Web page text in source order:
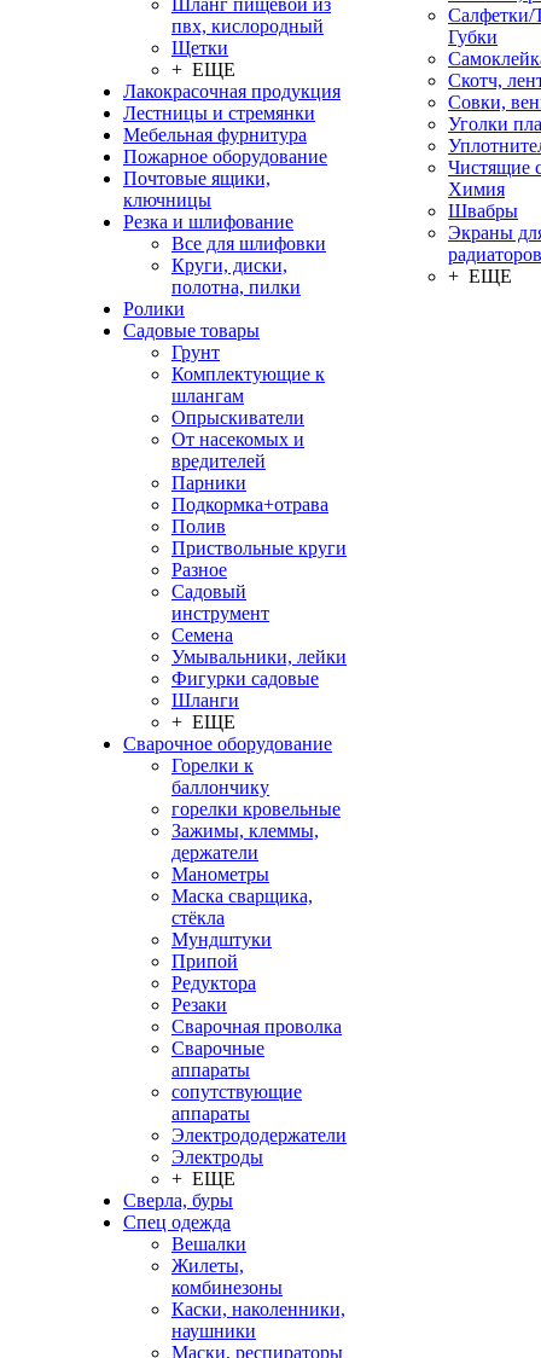
Шланг пищевой из
пвх, кислородный
Щетки
+ ЕЩЕ
Лакокрасочная продукция
Лестницы и стремянки
Мебельная фурнитура
Пожарное оборудование
Почтовые ящики,
ключницы
Резка и шлифование
Все для шлифовки
Круги, диски,
полотна, пилки
Ролики
Садовые товары
Грунт
Комплектующие к
шлангам
Опрыскиватели
От насекомых и
вредителей
Парники
Подкормка+отрава
Полив
Приствольные круги
Разное
Садовый
инструмент
Семена
Умывальники, лейки
Фигурки садовые
Шланги
+ ЕЩЕ
Сварочное оборудование
Горелки к
баллончику
горелки кровельные
Зажимы, клеммы,
держатели
Манометры
Маска сварщика,
стёкла
Мундштуки
Припой
Редуктора
Резаки
Сварочная проволка
Сварочные
аппараты
сопутствующие
аппараты
Электрододержатели
Электроды
+ ЕЩЕ
Сверла, буры
Спец одежда
Вешалки
Жилеты,
комбинезоны
Каски, наколенники,
наушники
Маски, респираторы
Салфетки/
Губки
Скотч,
Совки,
Уголки
Чистящие
Химия
Швабры
Экраны
радиаторов
+ ЕЩЕ